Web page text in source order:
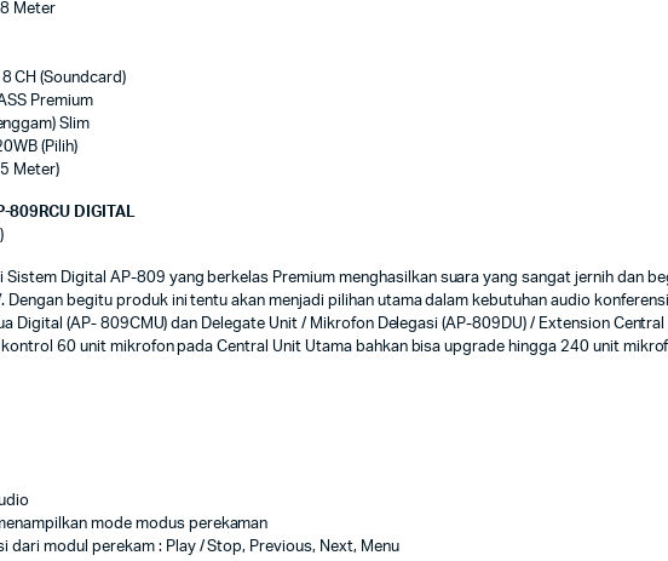
Meter
CH (Soundcard)
Premium
Slim
(Pilih)
Meter)
809RCU DIGITAL
Digital AP-809 yang berkelas Premium menghasilkan suara yang sangat jernih dan
begitu produk ini tentu akan menjadi pilihan utama dalam kebutuhan audio
Digital (AP- 809CMU) dan Delegate Unit / Mikrofon Delegasi (AP-809DU) / Extension
60 unit mikrofon pada Central Unit Utama bahkan bisa upgrade hingga 240 unit
mode modus perekaman
modul perekam : Play / Stop, Previous, Next, Menu